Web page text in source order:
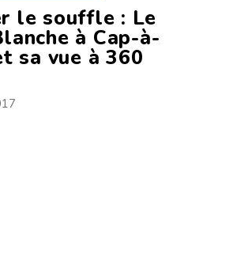
le souffle : Le
à Cap-à-
sa vue à 360